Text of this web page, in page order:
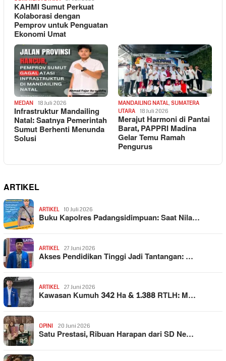
KAHMI Sumut Perkuat
Kolaborasi dengan
Pemprov untuk Penguatan
Ekonomi Umat
MEDAN 18 Juli 2026
Infrastruktur Mandailing
Natal: Saatnya Pemerintah
Sumut Berhenti Menunda
Solusi
MANDAILING NATAL, SUMATERA
UTARA
18 Juli 2026
Merajut Harmoni di Pantai
Barat, PAPPRI Madina
Gelar Temu Ramah
Pengurus
ARTIKEL
ARTIKEL 10 Juli 2026
Buku Kapolres Padangsidimpuan: Saat Nila…
ARTIKEL 27 Juni 2026
Akses Pendidikan Tinggi Jadi Tantangan: …
ARTIKEL 27 Juni 2026
Kawasan Kumuh 342 Ha & 1.388 RTLH: M…
OPINI 20 Juni 2026
Satu Prestasi, Ribuan Harapan dari SD Ne…